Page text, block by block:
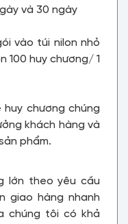
và 30 ngày
vào túi nilon nhỏ
100 huy chương/ 1
chương chúng
khách hàng và
phẩm.
lớn theo yêu cầu
giao hàng nhanh
chúng tôi có khả